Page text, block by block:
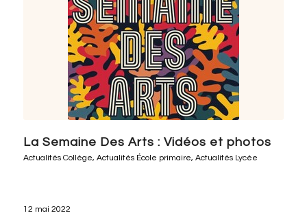
La Semaine Des Arts : Vidéos et photos
Actualités Collège, Actualités École primaire, Actualités Lycée
12 mai 2022